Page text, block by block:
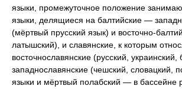
языки, промежуточное положение
языки, делящиеся на балтийские —
(мёртвый прусский язык) и восточно-
латышский), и славянские, к которым
восточнославянские (русский, украинский,
западнославянские (чешский, словацкий,
языки и мёртвый полабский — в бассейне